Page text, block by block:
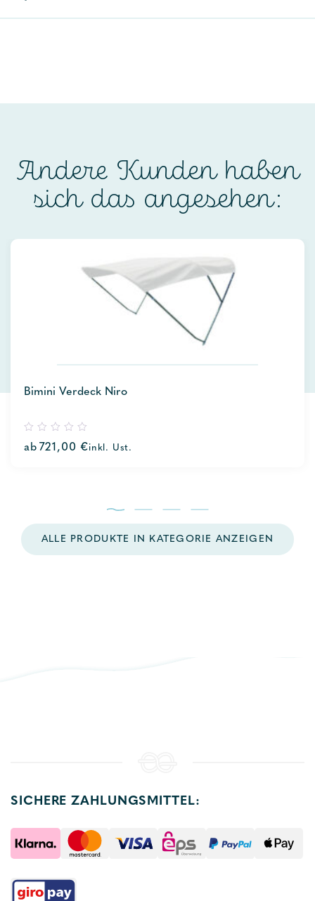
Andere Kunden haben
sich das angesehen:
Bimini Verdeck Niro
out
ab 721,00€inkl. Ust.
ALLE PRODUKTE IN KATEGORIE ANZEIGEN
SICHERE ZAHLUNGSMITTEL: